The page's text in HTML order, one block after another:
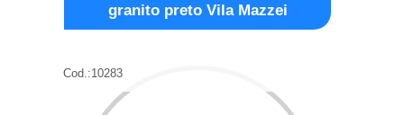
granito preto Vila Mazzei
Cod.:10283